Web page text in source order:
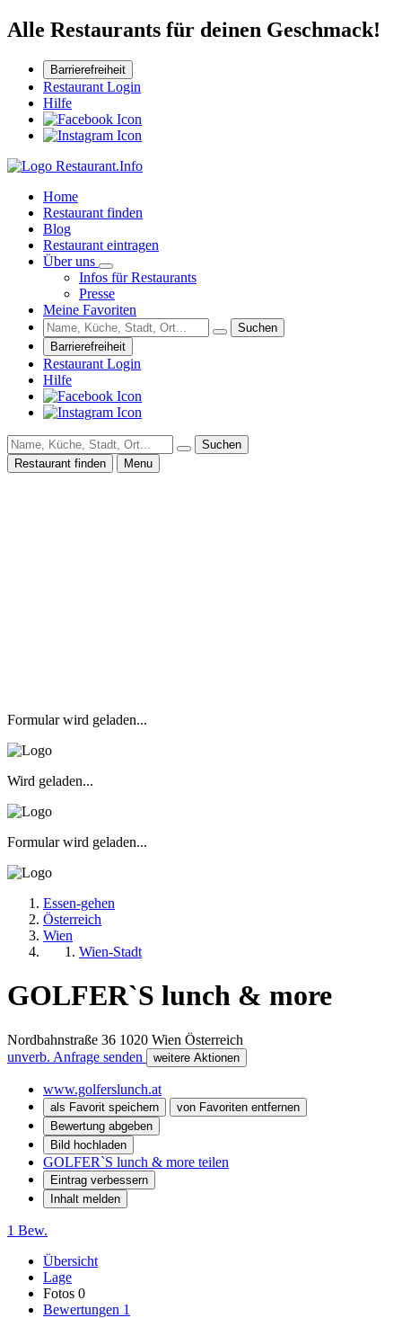
Alle Restaurants für deinen Geschmack!
Barrierefreiheit
Restaurant Login
Hilfe
Home
Restaurant finden
Blog
Restaurant eintragen
Über uns
Infos für Restaurants
Presse
Meine Favoriten
Suchen
Barrierefreiheit
Restaurant Login
Hilfe
Suchen
Restaurant finden
Menu
Formular wird geladen...
Wird geladen...
Formular wird geladen...
Essen-gehen
Österreich
Wien
Wien-Stadt
GOLFER`S lunch & more
Nordbahnstraße 36 1020 Wien Österreich
unverb. Anfrage senden
weitere Aktionen
www.golferslunch.at
als Favorit speichern
von Favoriten entfernen
Bewertung abgeben
Bild hochladen
GOLFER`S lunch & more teilen
Eintrag verbessern
Inhalt melden
1 Bew.
Übersicht
Lage
Fotos 0
Bewertungen 1